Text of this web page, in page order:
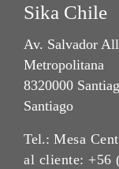
Sika Chile
Av. Salvador
Metropolitana
8320000
Santiago
Tel.: Mesa
al cliente: +56